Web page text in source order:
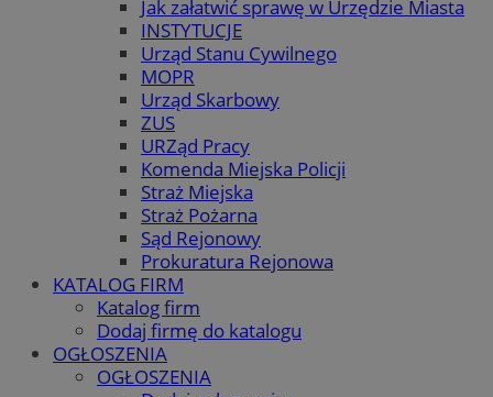
Jak załatwić sprawę w Urzędzie Miasta
INSTYTUCJE
Urząd Stanu Cywilnego
MOPR
Urząd Skarbowy
ZUS
URZąd Pracy
Komenda Miejska Policji
Straż Miejska
Straż Pożarna
Sąd Rejonowy
Prokuratura Rejonowa
KATALOG FIRM
Katalog firm
Dodaj firmę do katalogu
OGŁOSZENIA
OGŁOSZENIA